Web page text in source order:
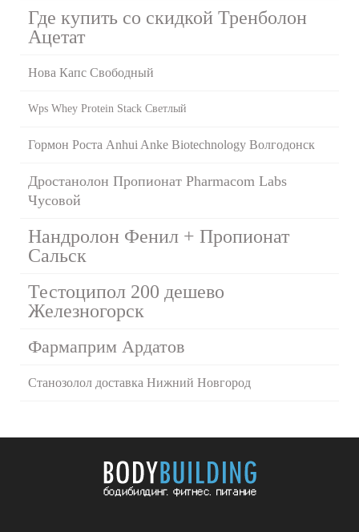
Где купить со скидкой Тренболон
Ацетат
Нова Капс Свободный
Wps Whey Protein Stack Светлый
Гормон Роста Anhui Anke Biotechnology Волгодонск
Дростанолон Пропионат Pharmacom Labs
Чусовой
Нандролон Фенил + Пропионат
Сальск
Тестоципол 200 дешево
Железногорск
Фармаприм Ардатов
Станозолол доставка Нижний Новгород